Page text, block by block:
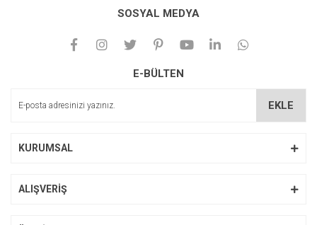
SOSYAL MEDYA
E-BÜLTEN
EKLE
KURUMSAL
ALIŞVERİŞ